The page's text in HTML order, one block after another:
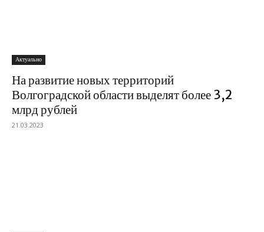
Актуально
На развитие новых территорий
Волгоградской области выделят более 3,2
млрд рублей
21.03.2023